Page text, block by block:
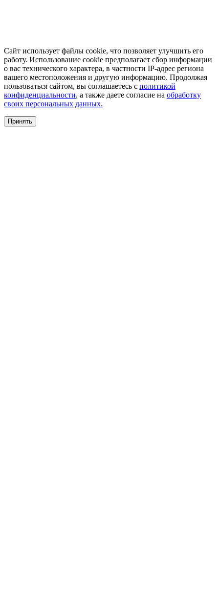
Сайт использует файлы cookie, что позволяет улучшить его
работу. Использование cookie предполагает сбор информации
о вас технического характера, в частности IP-адрес региона
вашего местоположения и другую информацию. Продолжая
пользоваться сайтом, вы соглашаетесь с политикой
конфиденциальности, а также даете согласие на обработку
своих персональных данных.
Принять